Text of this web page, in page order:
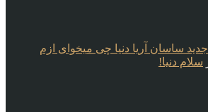
ساسان آریا دنیا چی میخوای ازم
سلام دنیا!